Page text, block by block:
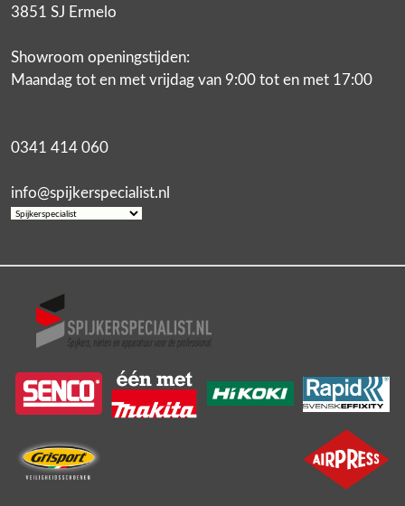
3851 SJ Ermelo
Showroom openingstijden:
Maandag tot en met vrijdag van 9:00 tot en met 17:00
0341 414 060
info@spijkerspecialist.nl